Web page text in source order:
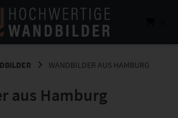
WANDBILDER AUS HAMBURG
aus Hamburg